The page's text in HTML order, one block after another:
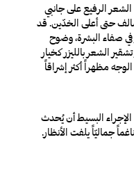
الرفيع على جانبي
حتى أعلى الخدّين. قد
في صفاء البشرة، وضوح
الشعر بالليزر كخيار
مظهراً أكثر إشراقاً
البسيط أن يُحدث
جماليّاً يلفت الأنظار.